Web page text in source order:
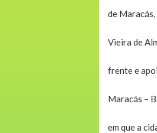
de
Vieira de
frente e
Maracás –
em que a